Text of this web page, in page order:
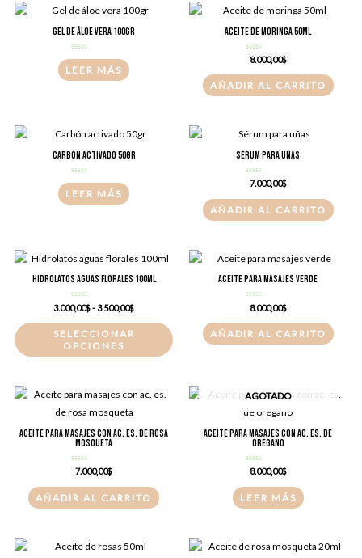
Gel de áloe vera 100gr
Valorado
con
0
de
LEER MÁS
Aceite de moringa 50ml
Valorado
con
0
de
5
8.000,00$
AÑADIR AL CARRITO
Carbón activado 50gr
Valorado
con
0
de
LEER MÁS
Sérum para uñas
Valorado
0
de
5
7.000,00$
AÑADIR AL CARRITO
Hidrolatos aguas florales 100ml
Valorado
con
0
de
5
3.000,00$-3.500,00$Rango
precios:
3.000,00$
SELECCIONAR
OPCIONES
producto
variantes.
opciones
página
Aceite para masajes verde
Valorado
con
0
de
5
8.000,00$
AÑADIR AL CARRITO
Aceite para masajes con ac. es. de rosa
mosqueta
Valorado
con
0
de
5
7.000,00$
AÑADIR AL CARRITO
AGOTADO
Aceite para masajes con ac. es. de
orégano
Valorado
con
0
de
5
8.000,00$
LEER MÁS